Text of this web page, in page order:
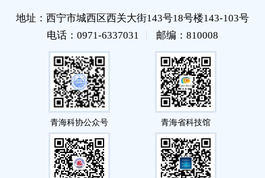
地址：西宁市城西区西关大街143号18号楼143-103号
电话：0971-6337031
邮编：810008
青海科协公众号 青海省科技馆